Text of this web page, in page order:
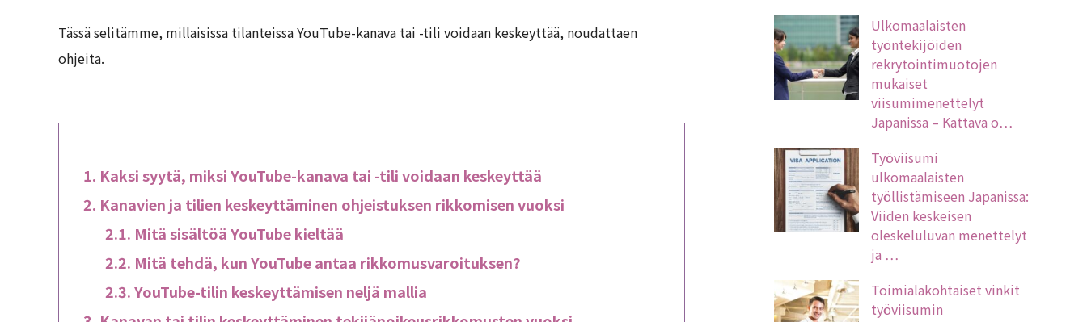
Tässä selitämme, millaisissa tilanteissa YouTube-kanava tai -tili voidaan keskeyttää, noudattaen
ohjeita.
Kaksi syytä, miksi YouTube-kanava tai -tili voidaan keskeyttää
Kanavien ja tilien keskeyttäminen ohjeistuksen rikkomisen vuoksi
Mitä sisältöä YouTube kieltää
Mitä tehdä, kun YouTube antaa rikkomusvaroituksen?
YouTube-tilin keskeyttämisen neljä mallia
Ulkomaalaisten
työntekijöiden
rekrytointimuotojen
mukaiset
viisumimenettelyt
Japanissa – Kattava o…
Työviisumi
ulkomaalaisten
työllistämiseen Japanissa:
Viiden keskeisen
oleskeluluvan menettelyt
ja …
Toimialakohtaiset vinkit
työviisumin